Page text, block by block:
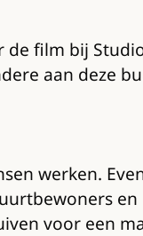
film bij
aan deze
werken.
voor een